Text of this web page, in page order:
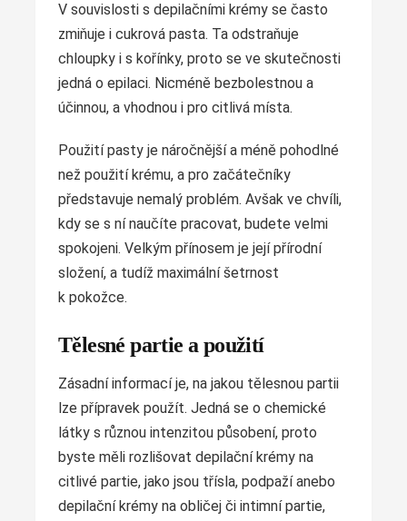
V souvislosti s depilačními krémy se často
zmiňuje i cukrová pasta. Ta odstraňuje
chloupky i s kořínky, proto se ve skutečnosti
jedná o epilaci. Nicméně bezbolestnou a
účinnou, a vhodnou i pro citlivá místa.
Použití pasty je náročnější a méně pohodlné
než použití krému, a pro začátečníky
představuje nemalý problém. Avšak ve chvíli,
kdy se s ní naučíte pracovat, budete velmi
spokojeni. Velkým přínosem je její přírodní
složení, a tudíž maximální šetrnost
k pokožce.
Tělesné partie a použití
Zásadní informací je, na jakou tělesnou partii
lze přípravek použít. Jedná se o chemické
látky s různou intenzitou působení, proto
byste měli rozlišovat depilační krémy na
citlivé partie, jako jsou třísla, podpaží anebo
depilační krémy na obličej či intimní partie,